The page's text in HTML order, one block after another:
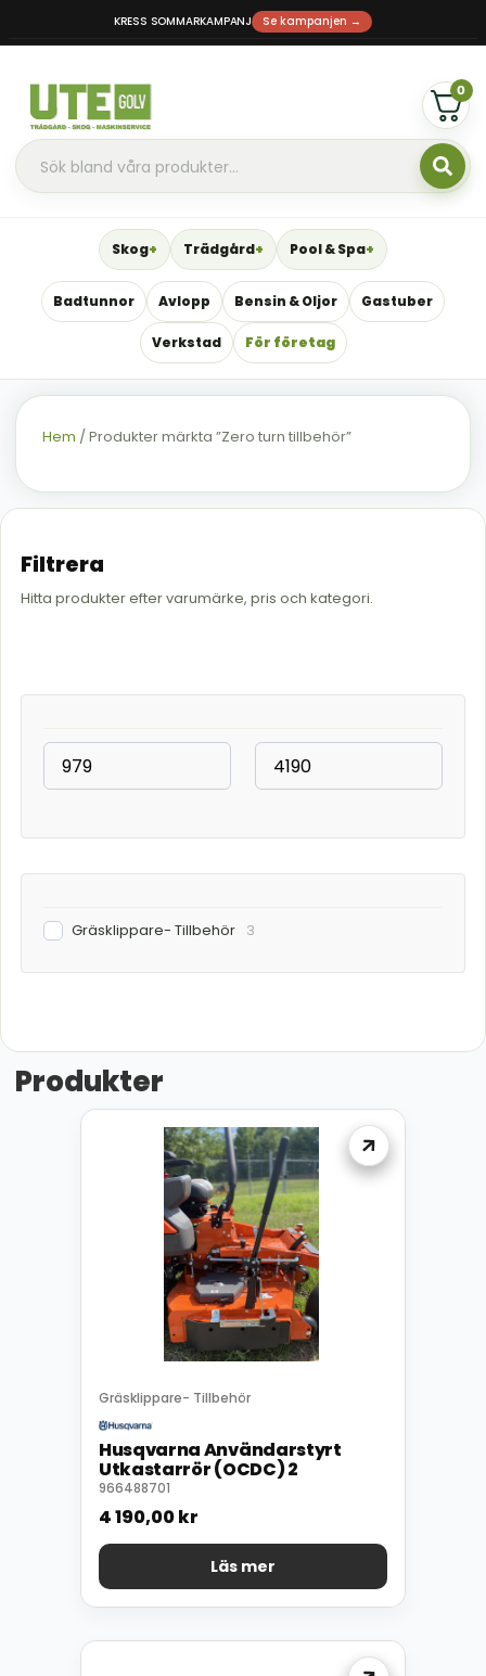
KRESS SOMMARKAMPANJ Se kampanjen →
0
Skog Trädgård Pool & Spa
Badtunnor Avlopp Bensin & Oljor Gastuber
Verkstad För företag
Hem / Produkter märkta ”Zero turn tillbehör”
Filtrera
Hitta produkter efter varumärke, pris och kategori.
Gräsklippare- Tillbehör 3
Produkter
Gräsklippare- Tillbehör
Husqvarna Användarstyrt
Utkastarrör (OCDC) 2
966488701
4 190,00kr
Läs mer